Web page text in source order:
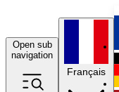
Open sub
navigation
Français